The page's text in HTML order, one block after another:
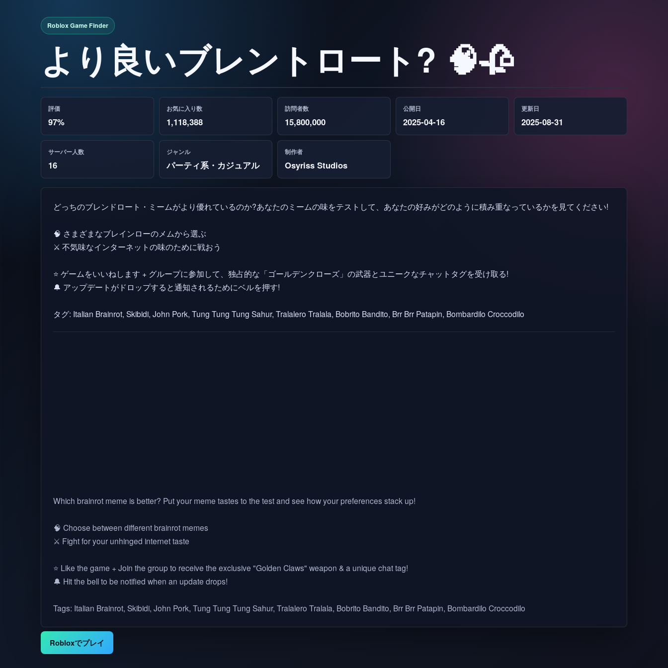
より良いブレントロート? 🧠🥀
評価
97%
お気に入り数
1,118,388
訪問者数
15,800,000
公開日
2025-04-16
更新日
2025-08-31
サーバー人数
16
ジャンル
パーティ系・カジュアル
制作者
Osyriss Studios
どっちのブレンドロート・ミームがより優れているのか?あなたのミームの味をテストして、あなたの好みがどのように積み重なっているかを見てください!
🧠 さまざまなブレインローのメムから選ぶ
⚔️ 不気味なインターネットの味のために戦おう
⭐ ゲームをいいねします + グループに参加して、独占的な「ゴールデンクローズ」の武器とユニークなチャットタグを受け取る!
🔔 アップデートがドロップすると通知されるためにベルを押す!
タグ: Italian Brainrot, Skibidi, John Pork, Tung Tung Tung Sahur, Tralalero Tralala, Bobrito Bandito, Brr Brr Patapin, Bombardilo Croccodilo
Which brainrot meme is better? Put your meme tastes to the test and see how your preferences stack up!
🧠 Choose between different brainrot memes
⚔️ Fight for your unhinged internet taste
⭐ Like the game + Join the group to receive the exclusive "Golden Claws" weapon & a unique chat tag!
🔔 Hit the bell to be notified when an update drops!
Tags: Italian Brainrot, Skibidi, John Pork, Tung Tung Tung Sahur, Tralalero Tralala, Bobrito Bandito, Brr Brr Patapin, Bombardilo Croccodilo
Robloxでプレイ